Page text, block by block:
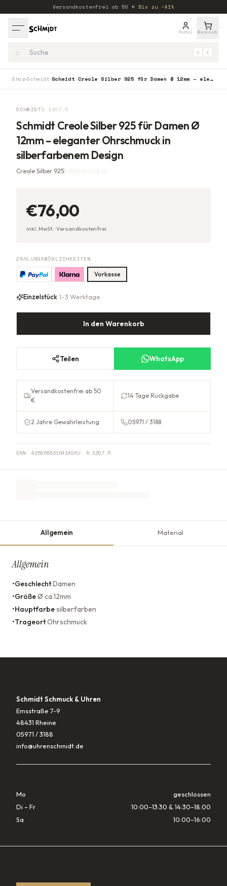
Versandkostenfrei ab 50 € Bis zu −41%
Portal Warenkorb
⌕ ⌘ K
Shop›Schmidt › Schmidt Creole Silber 925 für Damen Ø 12mm – eleganter Ohrschmuck in silberfarbenem Design
SCHMIDT 5.1207.R
Schmidt Creole Silber 925 für Damen Ø
12mm – eleganter Ohrschmuck in
silberfarbenem Design
Creole Silber 9254250655316414
€76,00
inkl. MwSt. ·Versandkostenfrei
ZAHLUNGSMÖGLICHKEITEN
Vorkasse
Einzelstück· 1–3 Werktage
In den Warenkorb
Teilen WhatsApp
Versandkostenfrei ab 50
€
14 Tage Rückgabe
2 Jahre Gewährleistung 05971 / 3188
EAN: 4250655316414SKU: 5.1207.R
Allgemein Material
Allgemein
•GeschlechtDamen
•GrößeØ ca.12mm
•Hauptfarbesilberfarben
•TrageortOhrschmuck
Schmidt Schmuck & Uhren
Emsstraße 7-9
48431 Rheine
05971 / 3188
info@uhrenschmidt.de
Mo
geschlossen
Di – Fr
10:00–13:30 & 14:30–18:00
Sa
10:00–16:00